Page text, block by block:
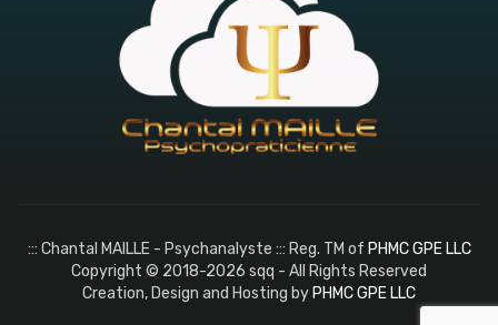
::: Chantal MAILLE - Psychanalyste ::: Reg. TM of PHMC GPE LLC
Copyright © 2018-2026 sqq - All Rights Reserved
Creation, Design and Hosting by PHMC GPE LLC